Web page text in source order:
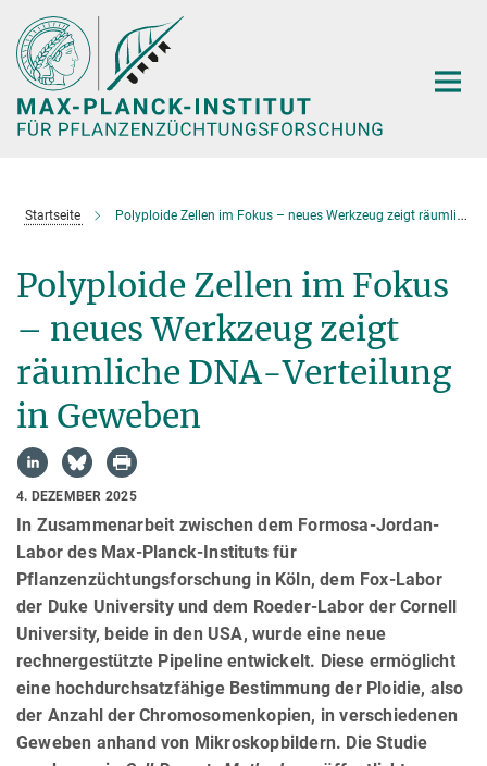
Hauptinhalt
Startseite Polyploide Zellen im Fokus – neues Werkzeug zeigt räumliche DNA-Verteilung in Geweben
Polyploide Zellen im Fokus
– neues Werkzeug zeigt
räumliche DNA-Verteilung
in Geweben
4. DEZEMBER 2025
In Zusammenarbeit zwischen dem Formosa-Jordan-
Labor des Max-Planck-Instituts für
Pflanzenzüchtungsforschung in Köln, dem Fox-Labor
der Duke University und dem Roeder-Labor der Cornell
University, beide in den USA, wurde eine neue
rechnergestützte Pipeline entwickelt. Diese ermöglicht
eine hochdurchsatzfähige Bestimmung der Ploidie, also
der Anzahl der Chromosomenkopien, in verschiedenen
Geweben anhand von Mikroskopbildern. Die Studie